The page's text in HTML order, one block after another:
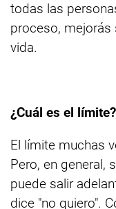
todas las
proceso, mejorás
vida.
¿Cuál es el límite?
El límite muchas
Pero, en general,
puede salir
dice "no quiero".